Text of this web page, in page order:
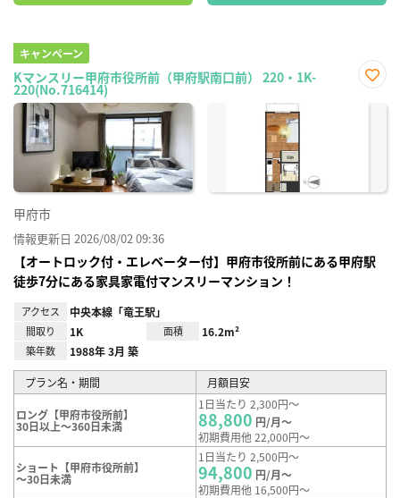
キャンペーン
Kマンスリー甲府市役所前（甲府駅南口前） 220・1K-
220(No.716414)
に入
甲府市
情報更新日 2026/08/02 09:36
【オートロック付・エレベーター付】甲府市役所前にある甲府駅
徒歩7分にある家具家電付マンスリーマンション！
アクセス 中央本線「竜王駅」
間取り 1K 面積 16.2m²
築年数 1988年 3月 築
プラン名・期間 月額目安
ロング【甲府市役所前】
30日以上～360日未満
1日当たり 2,300円～
88,800 円/月～
初期費用他 22,000円～
ショート【甲府市役所前】
～30日未満
1日当たり 2,500円～
94,800 円/月～
初期費用他 16,500円～